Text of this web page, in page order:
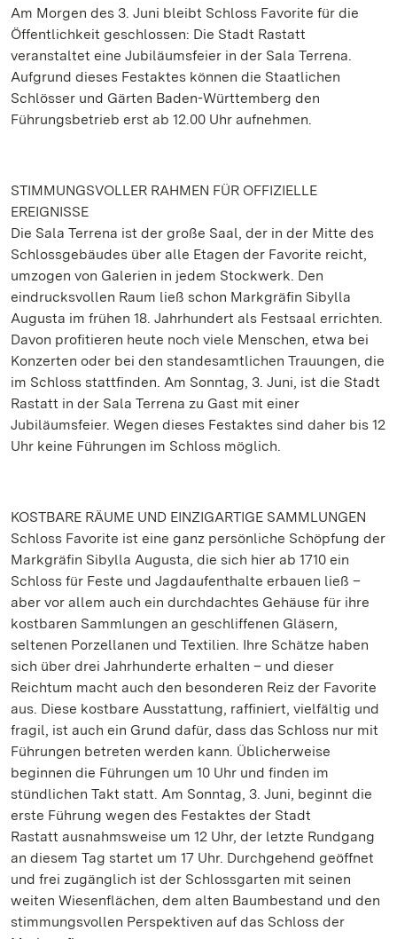
Am Morgen des 3. Juni bleibt Schloss Favorite für die
Öffentlichkeit geschlossen: Die Stadt Rastatt
veranstaltet eine Jubiläumsfeier in der Sala Terrena.
Aufgrund dieses Festaktes können die Staatlichen
Schlösser und Gärten Baden-Württemberg den
Führungsbetrieb erst ab 12.00 Uhr aufnehmen.
STIMMUNGSVOLLER RAHMEN FÜR OFFIZIELLE
EREIGNISSE
Die Sala Terrena ist der große Saal, der in der Mitte des
Schlossgebäudes über alle Etagen der Favorite reicht,
umzogen von Galerien in jedem Stockwerk. Den
eindrucksvollen Raum ließ schon Markgräfin Sibylla
Augusta im frühen 18. Jahrhundert als Festsaal errichten.
Davon profitieren heute noch viele Menschen, etwa bei
Konzerten oder bei den standesamtlichen Trauungen, die
im Schloss stattfinden. Am Sonntag, 3. Juni, ist die Stadt
Rastatt in der Sala Terrena zu Gast mit einer
Jubiläumsfeier. Wegen dieses Festaktes sind daher bis 12
Uhr keine Führungen im Schloss möglich.
KOSTBARE RÄUME UND EINZIGARTIGE SAMMLUNGEN
Schloss Favorite ist eine ganz persönliche Schöpfung der
Markgräfin Sibylla Augusta, die sich hier ab 1710 ein
Schloss für Feste und Jagdaufenthalte erbauen ließ –
aber vor allem auch ein durchdachtes Gehäuse für ihre
kostbaren Sammlungen an geschliffenen Gläsern,
seltenen Porzellanen und Textilien. Ihre Schätze haben
sich über drei Jahrhunderte erhalten – und dieser
Reichtum macht auch den besonderen Reiz der Favorite
aus. Diese kostbare Ausstattung, raffiniert, vielfältig und
fragil, ist auch ein Grund dafür, dass das Schloss nur mit
Führungen betreten werden kann. Üblicherweise
beginnen die Führungen um 10 Uhr und finden im
stündlichen Takt statt. Am Sonntag, 3. Juni, beginnt die
erste Führung wegen des Festaktes der Stadt
Rastatt ausnahmsweise um 12 Uhr, der letzte Rundgang
an diesem Tag startet um 17 Uhr. Durchgehend geöffnet
und frei zugänglich ist der Schlossgarten mit seinen
weiten Wiesenflächen, dem alten Baumbestand und den
stimmungsvollen Perspektiven auf das Schloss der